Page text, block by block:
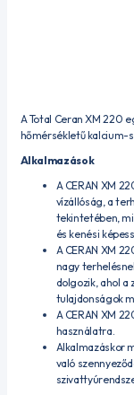
A Total Ceran XM 220
hőmérsékletű kalcium-
Alkalmazások
A CERAN XM
vízállóság, a
tekintetében,
és kenési
A CERAN XM
nagy
dolgozik, ahol
tulajdonságok
A CERAN XM
használatra.
Alkalmazáskor
való